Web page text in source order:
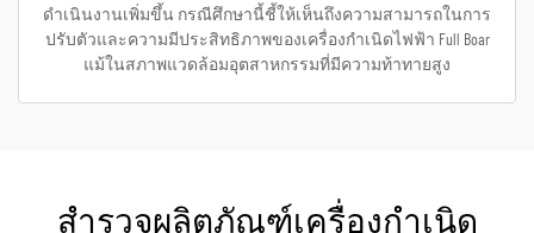
ดำเนินงานเพิ่มขึ้น กรณีศึกษานี้ชี้ให้เห็นถึงความสามารถในการ
ปรับตัวและความมีประสิทธิภาพของเครื่องกำเนิดไฟฟ้า Full Boar
แม้ในสภาพแวดล้อมอุตสาหกรรมที่มีความท้าทายสูง
สำรวจผลิตภัณฑ์เครื่องกำเนิด